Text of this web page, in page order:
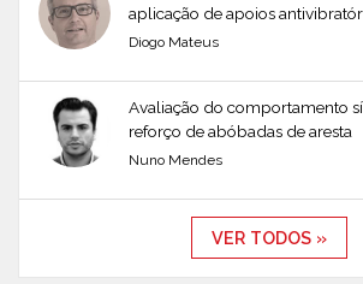
aplicação de apoios
Diogo Mateus
Avaliação do comportamento
reforço de abóbadas de aresta
Nuno Mendes
VER TODOS »